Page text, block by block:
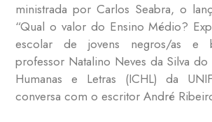
ministrada por Carlos Seabra, o
“Qual o valor do Ensino Médio?
escolar de jovens negros/as e
professor Natalino Neves da Silva do
Humanas e Letras (ICHL) da
conversa com o escritor André